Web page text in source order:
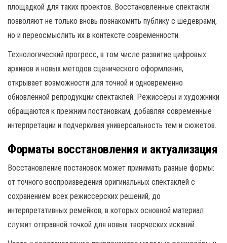
площадкой для таких проектов. Восстановленные спектакли
позволяют не только вновь познакомить публику с шедеврами,
но и переосмыслить их в контексте современности.
Технологический прогресс, в том числе развитие цифровых
архивов и новых методов сценического оформления,
открывает возможности для точной и одновременно
обновлённой репродукции спектаклей. Режиссёры и художники
обращаются к прежним постановкам, добавляя современные
интерпретации и подчеркивая универсальность тем и сюжетов.
Форматы восстановления и актуализация
Восстановление постановок может принимать разные формы:
от точного воспроизведения оригинальных спектаклей с
сохранением всех режиссерских решений, до
интерпретативных ремейков, в которых основной материал
служит отправной точкой для новых творческих исканий.